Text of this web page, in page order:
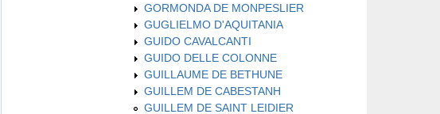
GORMONDA DE MONPESLIER
GUGLIELMO D'AQUITANIA
GUIDO CAVALCANTI
GUIDO DELLE COLONNE
GUILLAUME DE BETHUNE
GUILLEM DE CABESTANH
GUILLEM DE SAINT LEIDIER